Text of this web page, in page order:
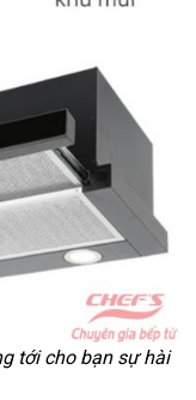
tới cho bạn sự hài